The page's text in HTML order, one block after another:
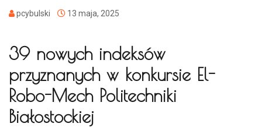
pcybulski 13 maja, 2025
39 nowych indeksów
przyznanych w konkursie El-
Robo-Mech Politechniki
Białostockiej